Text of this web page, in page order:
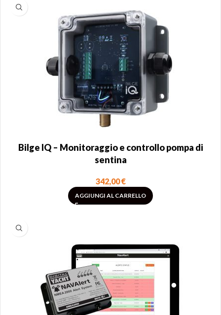
Bilge IQ – Monitoraggio e controllo pompa di
sentina
342,00€
AGGIUNGI AL CARRELLO